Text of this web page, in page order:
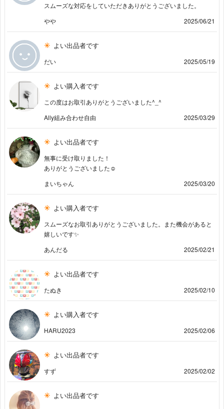
スムーズな対応をしていただきありがとうございました。
やや
2025/06/21
よい出品者です
だい 2025/05/19
よい購入者です
この度はお取引ありがとうございました^_^
Ally組み合わせ自由
2025/03/29
よい出品者です
無事に受け取りました！
ありがとうございました☺︎
まいちゃん
2025/03/20
よい購入者です
スムーズなお取引ありがとうございました。また機会があると
嬉しいです✨
あんだる
2025/02/21
よい出品者です
たぬき 2025/02/10
よい購入者です
HARU2023 2025/02/06
よい出品者です
すず 2025/02/02
よい出品者です